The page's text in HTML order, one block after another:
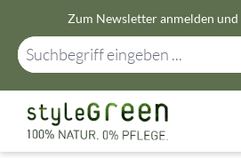
Zum Hauptinhalt springen
Zum Newsletter anmelden und